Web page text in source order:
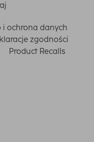
i ochrona danych
zgodności
Product Recalls